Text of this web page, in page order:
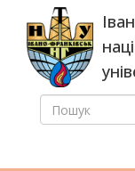
основного
вмісту
ПОШУК